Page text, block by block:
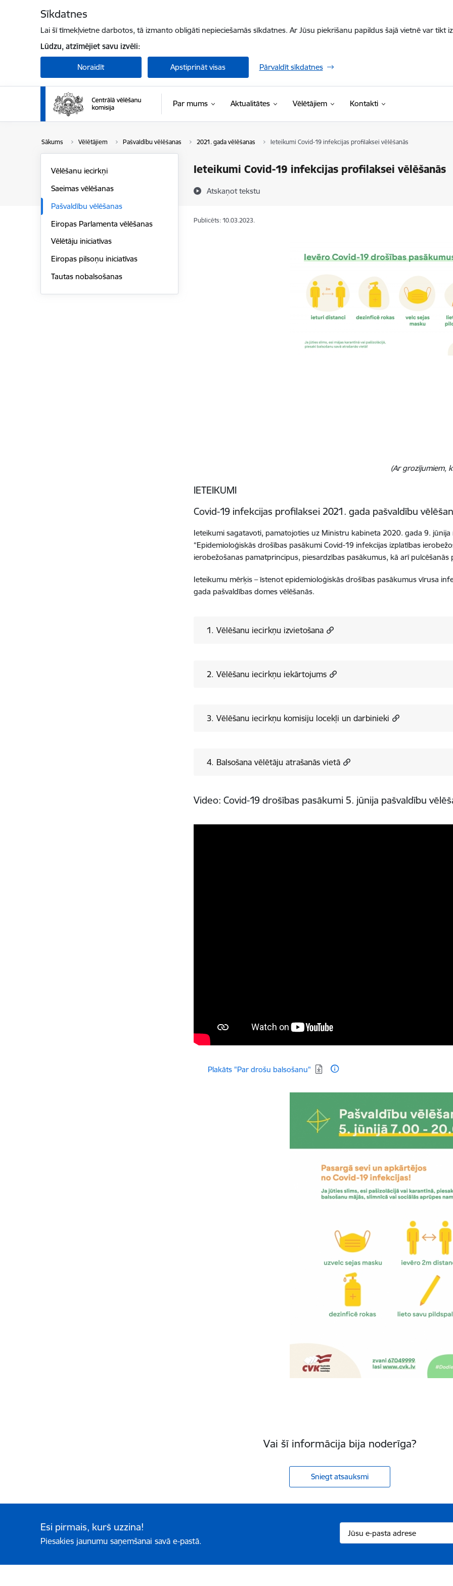
Sīkdatnes
Lai šī tīmekļvietne darbotos, tā izmanto obligāti nepieciešamās sīkdatnes. Ar Jūsu piekrišanu papildus šajā vietnē var tikt
Lūdzu, atzīmējiet savu izvēli:
Noraidīt Apstiprināt visas Pārvaldīt sīkdatnes
Par mums Aktualitātes Vēlētājiem Kontakti
Sākums Vēlētājiem Pašvaldību vēlēšanas 2021. gada vēlēšanas Ieteikumi Covid-19 infekcijas profilaksei vēlēšanās
Ieteikumi Covid-19 infekcijas profilaksei vēlēšanās
Atskaņot tekstu
Vēlēšanu iecirkņi
Saeimas vēlēšanas
Pašvaldību vēlēšanas
Eiropas Parlamenta vēlēšanas
Vēlētāju iniciatīvas
Eiropas pilsoņu iniciatīvas
Tautas nobalsošanas
Publicēts: 10.03.2023.
(Ar grozījumiem,
IETEIKUMI
Covid-19 infekcijas profilaksei 2021. gada pašvaldību
Ieteikumi sagatavoti, pamatojoties uz Ministru kabineta 2020. gada 9.
“Epidemioloģiskās drošības pasākumi Covid-19 infekcijas izplatības
ierobežošanas pamatprincipus, piesardzības pasākumus, kā arī
Ieteikumu mērķis – īstenot epidemioloģiskās drošības pasākumus vīrusa
gada pašvaldības domes vēlēšanās.
1. Vēlēšanu iecirkņu izvietošana
2. Vēlēšanu iecirkņu iekārtojums
3. Vēlēšanu iecirkņu komisiju locekļi un darbinieki
4. Balsošana vēlētāju atrašanās vietā
Video: Covid-19 drošības pasākumi 5. jūnija pašvaldību
Lejupielādēt:
Plakāts "Par drošu balsošanu"
Vai šī informācija bija noderīga?
Sniegt atsauksmi
Esi pirmais, kurš uzzina!
Piesakies jaunumu saņemšanai savā e-pastā.